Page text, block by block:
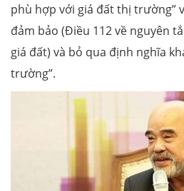
phù hợp với giá đất thị trường”
đảm bảo (Điều 112 về nguyên
giá đất) và bỏ qua định nghĩa
trường”.